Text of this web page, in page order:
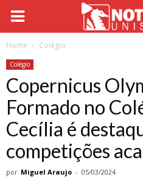
Home Colégio
Colégio
Copernicus
Formado no
Cecília é
competições
por Miguel Araujo - 05/03/2024